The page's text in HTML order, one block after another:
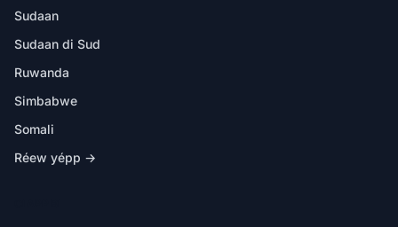
Sudaan
Sudaan di Sud
Ruwanda
Simbabwe
Somali
Réew yépp →